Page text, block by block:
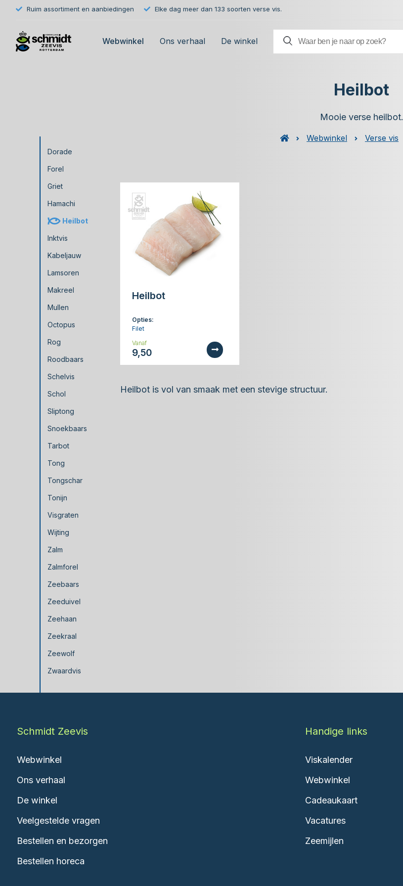
Ruim assortiment en aanbiedingen Elke dag meer dan 133 soorten verse vis.
Webwinkel Ons verhaal De winkel
Dorade
Forel
Griet
Hamachi
Heilbot
Inktvis
Kabeljauw
Lamsoren
Makreel
Mullen
Octopus
Rog
Roodbaars
Schelvis
Schol
Sliptong
Snoekbaars
Tarbot
Tong
Tongschar
Tonijn
Visgraten
Wijting
Zalm
Zalmforel
Zeebaars
Zeeduivel
Zeehaan
Zeekraal
Zeewolf
Zwaardvis
Heilbot
Mooie verse heilbot.
Webwinkel Verse vis
Heilbot
Opties:
Filet
Vanaf
9,50
Heilbot is vol van smaak met een stevige structuur.
Schmidt Zeevis
Webwinkel
Ons verhaal
De winkel
Veelgestelde vragen
Bestellen en bezorgen
Bestellen horeca
Handige links
Viskalender
Webwinkel
Cadeaukaart
Vacatures
Zeemijlen